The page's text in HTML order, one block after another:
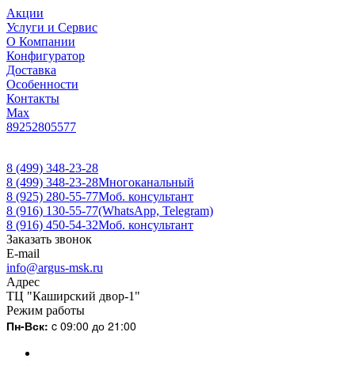
Акции
Услуги и Сервис
О Компании
Конфигуратор
Доставка
Особенности
Контакты
Max
89252805577
8 (499) 348-23-28
8 (499) 348-23-28Многоканальный
8 (925) 280-55-77Моб. консультант
8 (916) 130-55-77(WhatsApp, Telegram)
8 (916) 450-54-32Моб. консультант
Заказать звонок
E-mail
info@argus-msk.ru
Адрес
ТЦ "Каширский двор-1"
Режим работы
Пн-Вск: c 09:00 до 21:00